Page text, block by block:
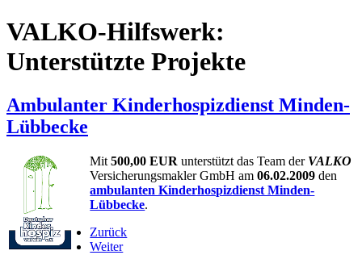
VALKO-Hilfswerk:
Unterstützte Projekte
Ambulanter Kinderhospizdienst Minden-
Lübbecke
Mit500,00 EUR unterstützt das Team der VALKO
Versicherungsmakler GmbH am06.02.2009 den
ambulanten Kinderhospizdienst Minden-
Lübbecke.
Zurück
Weiter